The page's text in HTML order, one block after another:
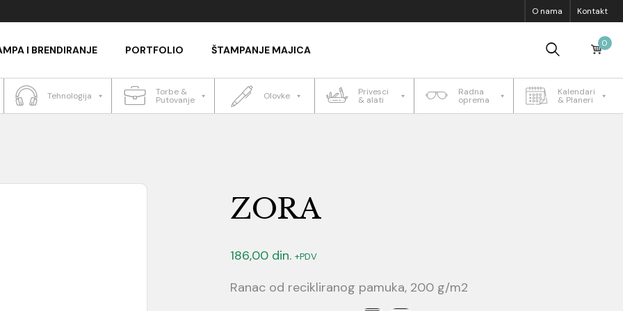
O nama Kontakt
I BRENDIRANJE PORTFOLIO ŠTAMPANJE MAJICA
0
Tehnologija Torbe &
Putovanje Olovke Privesci
& alati
Radna
oprema
Kalendari
& Planeri
ZORA
186,00 din. +PDV
Ranac od recikliranog pamuka, 200 g/m2